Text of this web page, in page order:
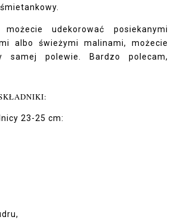
możecie udekorować posiekanymi
albo świeżymi malinami, możecie
samej polewie. Bardzo polecam,
23-25 cm: